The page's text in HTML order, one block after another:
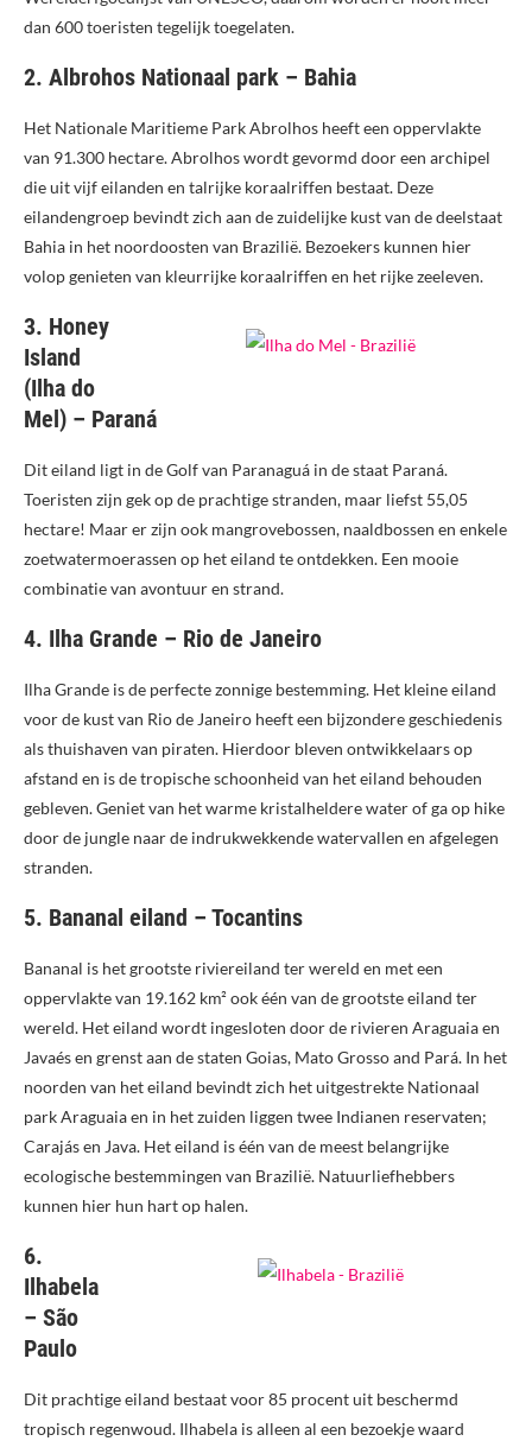
dan 600 toeristen tegelijk toegelaten.
2. Albrohos Nationaal park – Bahia
Het Nationale Maritieme Park Abrolhos heeft een oppervlakte
van 91.300 hectare. Abrolhos wordt gevormd door een archipel
die uit vijf eilanden en talrijke koraalriffen bestaat. Deze
eilandengroep bevindt zich aan de zuidelijke kust van de deelstaat
Bahia in het noordoosten van Brazilië. Bezoekers kunnen hier
volop genieten van kleurrijke koraalriffen en het rijke zeeleven.
3. Honey
Island
(Ilha do
Mel) – Paraná
Dit eiland ligt in de Golf van Paranaguá in de staat Paraná.
Toeristen zijn gek op de prachtige stranden, maar liefst 55,05
hectare! Maar er zijn ook mangrovebossen, naaldbossen en enkele
zoetwatermoerassen op het eiland te ontdekken. Een mooie
combinatie van avontuur en strand.
4. Ilha Grande – Rio de Janeiro
Ilha Grande is de perfecte zonnige bestemming. Het kleine eiland
voor de kust van Rio de Janeiro heeft een bijzondere geschiedenis
als thuishaven van piraten. Hierdoor bleven ontwikkelaars op
afstand en is de tropische schoonheid van het eiland behouden
gebleven. Geniet van het warme kristalheldere water of ga op hike
door de jungle naar de indrukwekkende watervallen en afgelegen
stranden.
5. Bananal eiland – Tocantins
Bananal is het grootste riviereiland ter wereld en met een
oppervlakte van 19.162 km² ook één van de grootste eiland ter
wereld. Het eiland wordt ingesloten door de rivieren Araguaia en
Javaés en grenst aan de staten Goias, Mato Grosso and Pará. In het
noorden van het eiland bevindt zich het uitgestrekte Nationaal
park Araguaia en in het zuiden liggen twee Indianen reservaten;
Carajás en Java. Het eiland is één van de meest belangrijke
ecologische bestemmingen van Brazilië. Natuurliefhebbers
kunnen hier hun hart op halen.
6.
Ilhabela
– São
Paulo
Dit prachtige eiland bestaat voor 85 procent uit beschermd
tropisch regenwoud. Ilhabela is alleen al een bezoekje waard